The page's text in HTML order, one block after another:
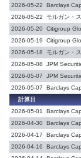
2026-05-22
Barclays
2026-05-22
モルガン・
2026-05-20 Citigroup
2026-05-19
Citigroup
2026-05-18
モルガン・
2026-05-08
JPM
2026-05-07
JPM
2026-05-07
Barclays
計算日
2026-05-01
Barclays
2026-04-30 Barclays
2026-04-17
Barclays
2026-04-16
Barclays